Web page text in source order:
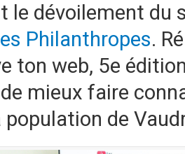
le dévoilement du
Philanthropes.
ton web, 5e
de mieux faire
population de